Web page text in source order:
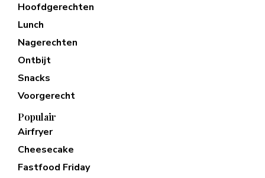
Hoofdgerechten
Lunch
Nagerechten
Ontbijt
Snacks
Voorgerecht
Populair
Airfryer
Cheesecake
Fastfood Friday